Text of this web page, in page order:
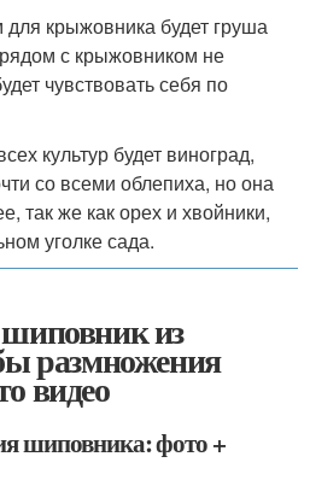
крыжовника будет груша
с крыжовником не
чувствовать себя по
культур будет виноград,
со всеми облепиха, но она
так же как орех и хвойники,
уголке сада.
из
размножения
видео
шиповника: фото +